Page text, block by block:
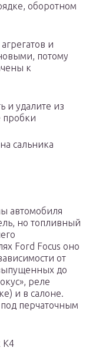
оборотном
и
потому
к
и удалите из
сальника
автомобиля
но топливный
Ford Focus оно
от
до
реле
и в салоне.
перчаточным
К4